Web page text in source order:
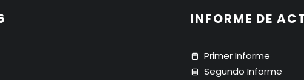
INFORME DE
Primer Informe
Segundo Informe